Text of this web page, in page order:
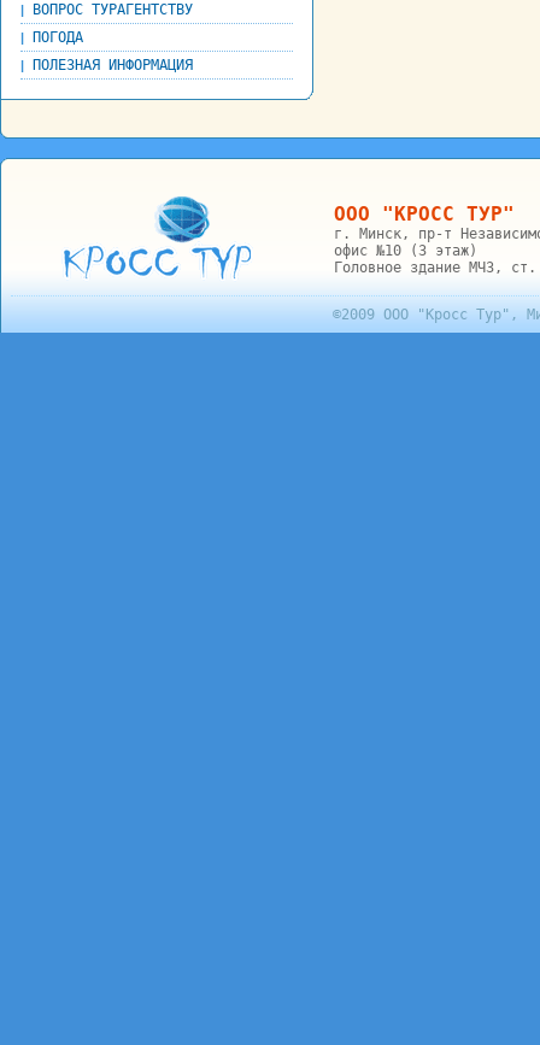
| ВОПРОС ТУРАГЕНТСТВУ
| ПОГОДА
| ПОЛЕЗНАЯ ИНФОРМАЦИЯ
ООО "КРОСС ТУР"
г. Минск, пр-т
офис №10 (3 этаж)
Головное здание МЧЗ,
©2009 ООО "Кросс